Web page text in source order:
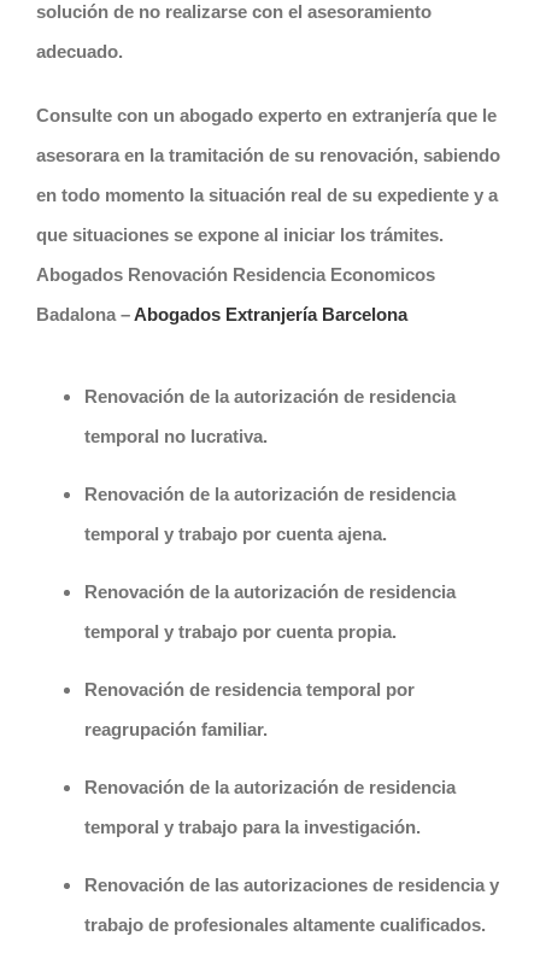
solución de no realizarse con el asesoramiento
adecuado.
Consulte con un abogado experto en extranjería que le
asesorara en la tramitación de su renovación, sabiendo
en todo momento la situación real de su expediente y a
que situaciones se expone al iniciar los trámites.
Abogados Renovación Residencia Economicos
Badalona –Abogados Extranjería Barcelona
Renovación de la autorización de residencia
temporal no lucrativa.
Renovación de la autorización de residencia
temporal y trabajo por cuenta ajena.
Renovación de la autorización de residencia
temporal y trabajo por cuenta propia.
Renovación de residencia temporal por
reagrupación familiar.
Renovación de la autorización de residencia
temporal y trabajo para la investigación.
Renovación de las autorizaciones de residencia y
trabajo de profesionales altamente cualificados.